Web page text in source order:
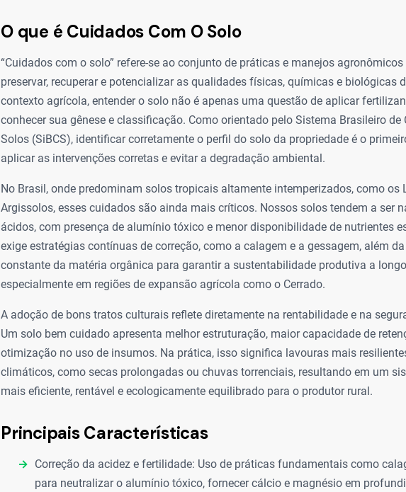
O que é Cuidados Com O Solo
“Cuidados com o solo” refere-se ao conjunto de práticas e manejos
preservar, recuperar e potencializar as qualidades físicas, químicas e biológicas
contexto agrícola, entender o solo não é apenas uma questão de aplicar
conhecer sua gênese e classificação. Como orientado pelo Sistema Brasileiro de
Solos (SiBCS), identificar corretamente o perfil do solo da propriedade é o
aplicar as intervenções corretas e evitar a degradação ambiental.
No Brasil, onde predominam solos tropicais altamente intemperizados, como os
Argissolos, esses cuidados são ainda mais críticos. Nossos solos tendem a ser
ácidos, com presença de alumínio tóxico e menor disponibilidade de nutrientes
exige estratégias contínuas de correção, como a calagem e a gessagem, além
constante da matéria orgânica para garantir a sustentabilidade produtiva a
especialmente em regiões de expansão agrícola como o Cerrado.
A adoção de bons tratos culturais reflete diretamente na rentabilidade e na
Um solo bem cuidado apresenta melhor estruturação, maior capacidade de
otimização no uso de insumos. Na prática, isso significa lavouras mais
climáticos, como secas prolongadas ou chuvas torrenciais, resultando em um
mais eficiente, rentável e ecologicamente equilibrado para o produtor rural.
Principais Características
Correção da acidez e fertilidade: Uso de práticas fundamentais como
para neutralizar o alumínio tóxico, fornecer cálcio e magnésio em